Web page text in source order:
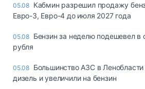
05.08 Кабмин разрешил продажу
Евро-3, Евро-4 до июля 2027 года
05.08 Бензин за неделю подешевел в
рубля
05.08 Большинство АЗС в Ленобласти
дизель и увеличили на бензин